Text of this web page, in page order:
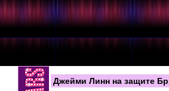
Джейми Линн на защите